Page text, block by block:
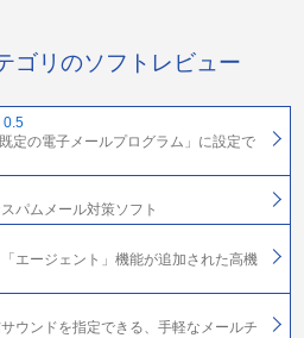
ゴリのソフトレビュー
0.5
定の電子メールプログラム」に設定で
パムメール対策ソフト
エージェント」機能が追加された高機
ウンドを指定できる、手軽なメールチ